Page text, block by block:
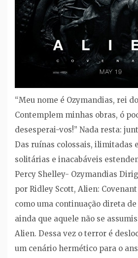
“Meu nome é Ozymandias, rei
Contemplem minhas obras, ó
desesperai-vos!” Nada resta:
Das ruínas colossais, ilimitadas
solitárias e inacabáveis
Percy Shelley- Ozymandias
por Ridley Scott, Alien:
como uma continuação direta
ainda que aquele não se
Alien. Dessa vez o terror é
um cenário hermético para o